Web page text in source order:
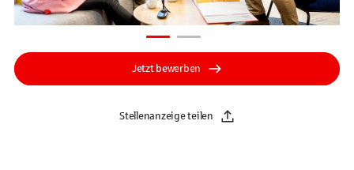
Jetzt bewerben
Stellenanzeige teilen